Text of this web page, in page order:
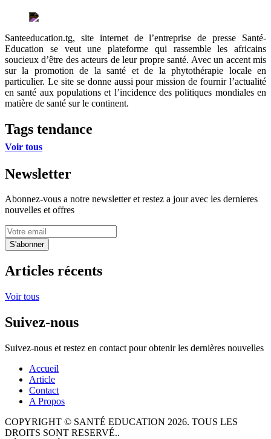
Santeeducation.tg, site internet de l’entreprise de presse Santé-
Education se veut une plateforme qui rassemble les africains
soucieux d’être des acteurs de leur propre santé. Avec un accent mis
sur la promotion de la santé et de la phytothérapie locale en
particulier. Le site se donne aussi pour mission de fournir l’actualité
en santé aux populations et l’incidence des politiques mondiales en
matière de santé sur le continent.
Tags tendance
Voir tous
Newsletter
Abonnez-vous a notre newsletter et restez a jour avec les dernieres
nouvelles et offres
S'abonner
Articles récents
Voir tous
Suivez-nous
Suivez-nous et restez en contact pour obtenir les dernières nouvelles
Accueil
Article
Contact
A Propos
COPYRIGHT © SANTÉ EDUCATION 2026. TOUS LES
DROITS SONT RESERVÉ..